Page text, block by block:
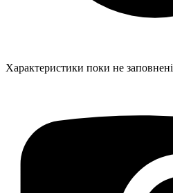
Характеристики поки не заповнені